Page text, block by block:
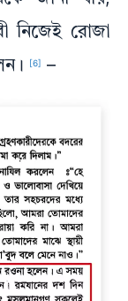
নিজেই রোজা
[6] –